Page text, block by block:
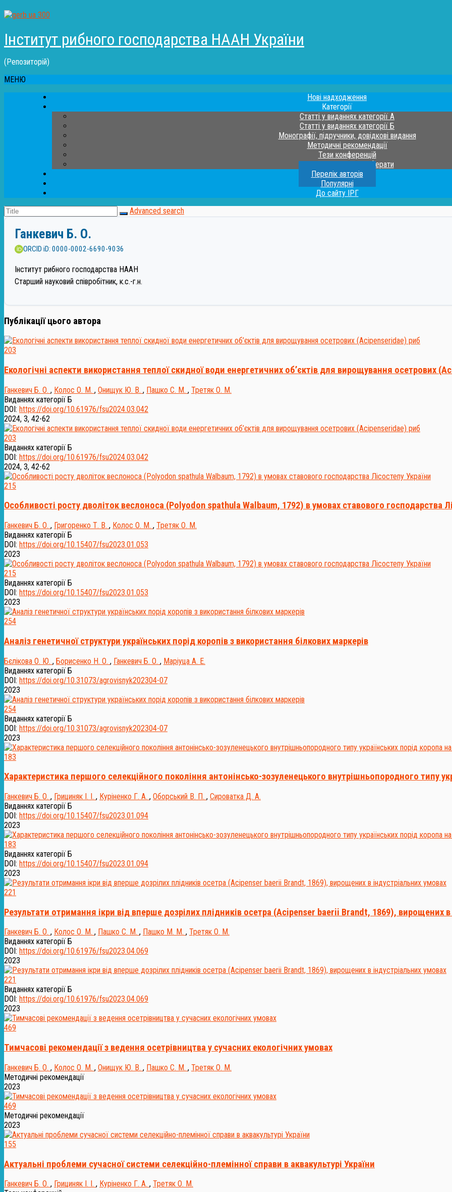
Інститут рибного господарства НААН України
(Репозиторій)
МЕНЮ
Нові надходження
Категорії
Статті у виданнях категорії А
Статті у виданнях категорії Б
Монографії, підручники, довідкові видання
Методичні рекомендації
Тези конференцій
Дисертації та автореферати
Перелік авторів
Популярні
До сайту ІРГ
Advanced search
Ганкевич Б. О.
ORCID iD: 0000-0002-6690-9036
Інститут рибного господарства НААН
Старший науковий співробітник, к.с.-г.н.
Публікації цього автора
203
Екологічні аспекти використання теплої скидної води енергетичних об’єктів для вирощування осетрових
Ганкевич Б. О. , Колос О. М. , Онищук Ю. В. , Пашко С. М. , Третяк О. М.
Виданнях категорії Б
DOI: https://doi.org/10.61976/fsu2024.03.042
2024, 3, 42-62
203
Виданнях категорії Б
DOI: https://doi.org/10.61976/fsu2024.03.042
2024, 3, 42-62
215
Особливості росту дволіток веслоноса (Polyodon spathula Walbaum, 1792) в умовах ставового господарства
Ганкевич Б. О. , Григоренко Т. В. , Колос О. М. , Третяк О. М.
Виданнях категорії Б
DOI: https://doi.org/10.15407/fsu2023.01.053
2023
215
Виданнях категорії Б
DOI: https://doi.org/10.15407/fsu2023.01.053
2023
254
Аналіз генетичної структури українських порід коропів з використання білкових маркерів
Бєлікова О. Ю. , Борисенко Н. О. , Ганкевич Б. О. , Маріуца А. Е.
Виданнях категорії Б
DOI: https://doi.org/10.31073/agrovisnyk202304-07
2023
254
Виданнях категорії Б
DOI: https://doi.org/10.31073/agrovisnyk202304-07
2023
183
Характеристика першого селекційного покоління антонінсько-зозуленецького внутрішньопородного типу
Ганкевич Б. О. , Грициняк І. І. , Куріненко Г. А. , Оборський В. П. , Сироватка Д. А.
Виданнях категорії Б
DOI: https://doi.org/10.15407/fsu2023.01.094
2023
183
Виданнях категорії Б
DOI: https://doi.org/10.15407/fsu2023.01.094
2023
221
Результати отримання ікри від вперше дозрілих плідників осетра (Acipenser baerii Brandt, 1869), вирощених в
Ганкевич Б. О. , Колос О. М. , Пашко С. М. , Пашко М. М. , Третяк О. М.
Виданнях категорії Б
DOI: https://doi.org/10.61976/fsu2023.04.069
2023
221
Виданнях категорії Б
DOI: https://doi.org/10.61976/fsu2023.04.069
2023
469
Тимчасові рекомендації з ведення осетрівництва у сучасних екологічних умовах
Ганкевич Б. О. , Колос О. М. , Онищук Ю. В. , Пашко С. М. , Третяк О. М.
Методичні рекомендації
2023
469
Методичні рекомендації
2023
155
Актуальні проблеми сучасної системи селекційно-племінної справи в аквакультурі України
Ганкевич Б. О. , Грициняк І. І. , Куріненко Г. А. , Третяк О. М.